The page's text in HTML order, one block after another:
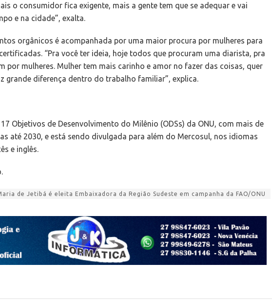
o consumidor fica exigente, mais a gente tem que se adequar e vai
e na cidade”, exalta.
orgânicos é acompanhada por uma maior procura por mulheres para
“Pra você ter ideia, hoje todos que procuram uma diarista, pra
por mulheres. Mulher tem mais carinho e amor no fazer das coisas, quer
grande diferença dentro do trabalho familiar”, explica.
Objetivos de Desenvolvimento do Milênio (ODSs) da ONU, com mais de
até 2030, e está sendo divulgada para além do Mercosul, nos idiomas
e inglês.
de Jetibá é eleita Embaixadora da Região Sudeste em campanha da FAO/ONU